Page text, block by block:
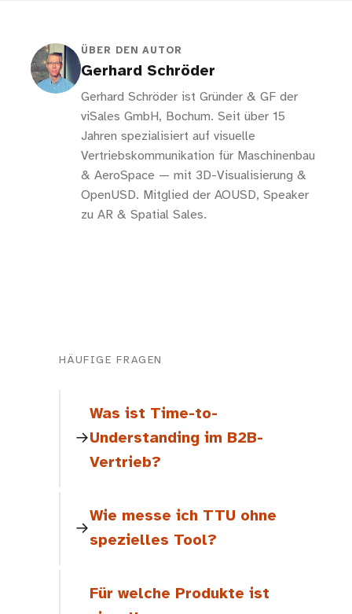
ÜBER DEN AUTOR
Gerhard Schröder
Gerhard Schröder ist Gründer & GF der
viSales GmbH, Bochum. Seit über 15
Jahren spezialisiert auf visuelle
Vertriebskommunikation für Maschinenbau
& AeroSpace — mit 3D-Visualisierung &
OpenUSD. Mitglied der AOUSD, Speaker
zu AR & Spatial Sales.
HÄUFIGE FRAGEN
Was ist Time-to-
Understanding im B2B-
Vertrieb?
Wie messe ich TTU ohne
spezielles Tool?
Für welche Produkte ist